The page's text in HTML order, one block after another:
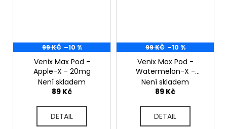
99 KČ –10 %
Venix Max Pod -
Apple-X - 20mg
Není skladem
89 Kč
DETAIL
99 KČ –10 %
Venix Max Pod -
Watermelon-X -
20mg
Není skladem
89 Kč
DETAIL